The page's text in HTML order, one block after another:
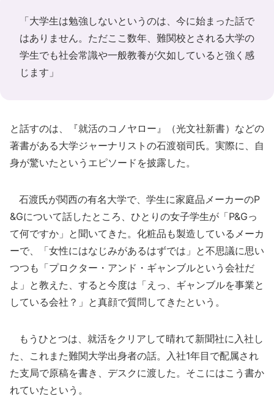
「大学生は勉強しないというのは、今に始まった話で
はありません。ただここ数年、難関校とされる大学の
学生でも社会常識や一般教養が欠如していると強く感
じます」
と話すのは、『就活のコノヤロー』（光文社新書）などの
著書がある大学ジャーナリストの石渡嶺司氏。実際に、自
身が驚いたというエピソードを披露した。
石渡氏が関西の有名大学で、学生に家庭品メーカーのP
&Gについて話したところ、ひとりの女子学生が「P&Gっ
て何ですか」と聞いてきた。化粧品も製造しているメーカ
ーで、「女性にはなじみがあるはずでは」と不思議に思い
つつも「プロクター・アンド・ギャンブルという会社だ
よ」と教えた、すると今度は「えっ、ギャンブルを事業と
している会社？」と真顔で質問してきたという。
もうひとつは、就活をクリアして晴れて新聞社に入社し
た、これまた難関大学出身者の話。入社1年目で配属され
た支局で原稿を書き、デスクに渡した。そこにはこう書か
れていたという。